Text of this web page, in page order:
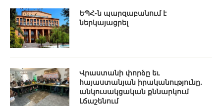
ԵՊՀ-ն պարզաբանում է
ներկայացրել
Վրաստանի փորձը եւ
հայաստանյան իրականությունը.
անկուսակցական քննարկում
Լճաշենում